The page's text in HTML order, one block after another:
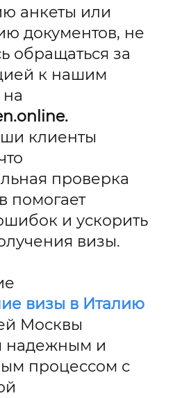
анкеты или
документов, не
обращаться за
к нашим
клиенты
проверка
помогает
и ускорить
визы.
визы в Италию
Москвы
надежным и
процессом с